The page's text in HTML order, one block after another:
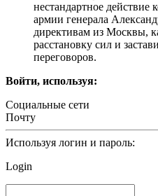
нестандартное
армии генерала
директивам из Москвы,
расстановку сил и
переговоров.
Войти, используя:
Социальные сети
Почту
Используя логин и пароль:
Login